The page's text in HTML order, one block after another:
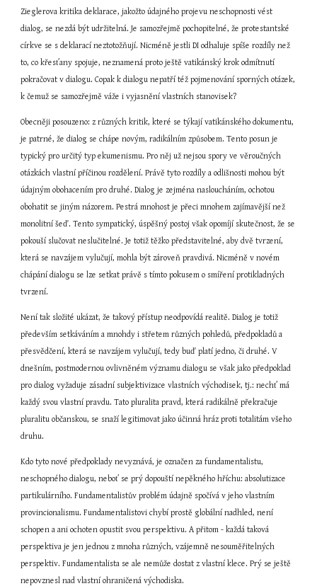
Zieglerova kritika deklarace, jakožto údajného projevu neschopnosti vést
dialog, se nezdá být udržitelná. Je samozřejmě pochopitelné, že protestantské
církve se s deklarací neztotožňují. Nicméně jestli DI odhaluje spíše rozdíly než
to, co křesťany spojuje, neznamená proto ještě vatikánský krok odmítnutí
pokračovat v dialogu. Copak k dialogu nepatří též pojmenování sporných otázek,
k čemuž se samozřejmě váže i vyjasnění vlastních stanovisek?
Obecněji posouzeno: z různých kritik, které se týkají vatikánského dokumentu,
je patrné, že dialog se chápe novým, radikálním způsobem. Tento posun je
typický pro určitý typ ekumenismu. Pro něj už nejsou spory ve věroučných
otázkách vlastní příčinou rozdělení. Právě tyto rozdíly a odlišnosti mohou být
údajným obohacením pro druhé. Dialog je zejména nasloucháním, ochotou
obohatit se jiným názorem. Pestrá mnohost je přeci mnohem zajímavější než
monolitní šeď. Tento sympatický, úspěšný postoj však opomíjí skutečnost, že se
pokouší slučovat neslučitelné. Je totiž těžko představitelné, aby dvě tvrzení,
která se navzájem vylučují, mohla být zároveň pravdivá. Nicméně v novém
chápání dialogu se lze setkat právě s tímto pokusem o smíření protikladných
tvrzení.
Není tak složité ukázat, že takový přístup neodpovídá realitě. Dialog je totiž
především setkáváním a mnohdy i střetem různých pohledů, předpokladů a
přesvědčení, která se navzájem vylučují, tedy buď platí jedno, či druhé. V
dnešním, postmodernou ovlivněném významu dialogu se však jako předpoklad
pro dialog vyžaduje zásadní subjektivizace vlastních východisek, tj.: nechť má
každý svou vlastní pravdu. Tato pluralita pravd, která radikálně překračuje
pluralitu občanskou, se snaží legitimovat jako účinná hráz proti totalitám všeho
druhu.
Kdo tyto nové předpoklady nevyznává, je označen za fundamentalistu,
neschopného dialogu, neboť se prý dopouští nepěkného hříchu: absolutizace
partikulárního. Fundamentalistův problém údajně spočívá v jeho vlastním
provincionalismu. Fundamentalistovi chybí prostě globální nadhled, není
schopen a ani ochoten opustit svou perspektivu. A přitom - každá taková
perspektiva je jen jednou z mnoha různých, vzájemně nesouměřitelných
perspektiv. Fundamentalista se ale nemůže dostat z vlastní klece. Prý se ještě
nepovznesl nad vlastní ohraničená východiska.